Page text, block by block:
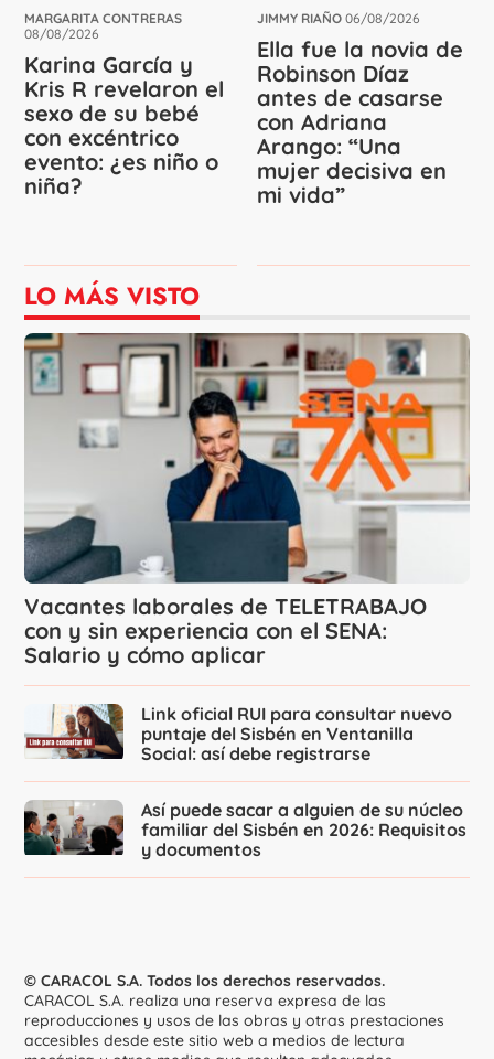
MARGARITA CONTRERAS
08/08/2026
Karina García y
Kris R revelaron el
sexo de su bebé
con excéntrico
evento: ¿es niño o
niña?
JIMMY RIAÑO 06/08/2026
Ella fue la novia de
Robinson Díaz
antes de casarse
con Adriana
Arango: “Una
mujer decisiva en
mi vida”
LO MÁS VISTO
Vacantes laborales de TELETRABAJO
con y sin experiencia con el SENA:
Salario y cómo aplicar
Link oficial RUI para consultar nuevo
puntaje del Sisbén en Ventanilla
Social: así debe registrarse
Así puede sacar a alguien de su núcleo
familiar del Sisbén en 2026: Requisitos
y documentos
© CARACOL S.A. Todos los derechos reservados.
CARACOL S.A. realiza una reserva expresa de las
reproducciones y usos de las obras y otras prestaciones
accesibles desde este sitio web a medios de lectura